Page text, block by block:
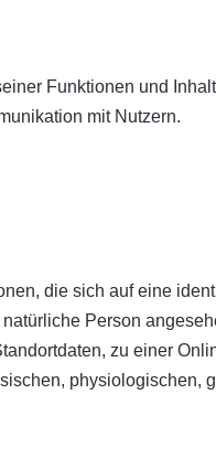
Funktionen und
mit Nutzern.
die sich auf eine
Person
zu einer